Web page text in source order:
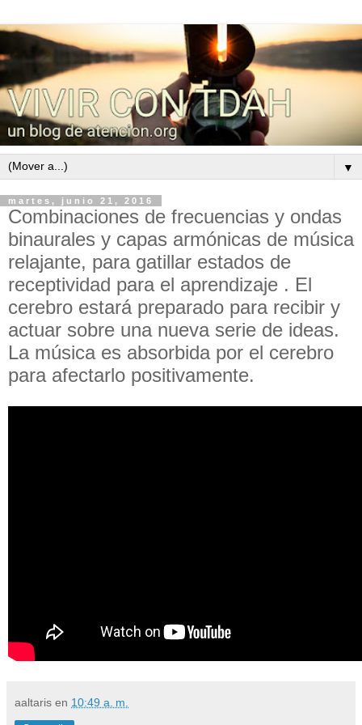
▼
martes, junio 21, 2016
Combinaciones de frecuencias y ondas
binaurales y capas armónicas de música
relajante, para gatillar estados de
receptividad para el aprendizaje . El
cerebro estará preparado para recibir y
actuar sobre una nueva serie de ideas.
La música es absorbida por el cerebro
para afectarlo positivamente.
aaltaris en 10:49 a. m.